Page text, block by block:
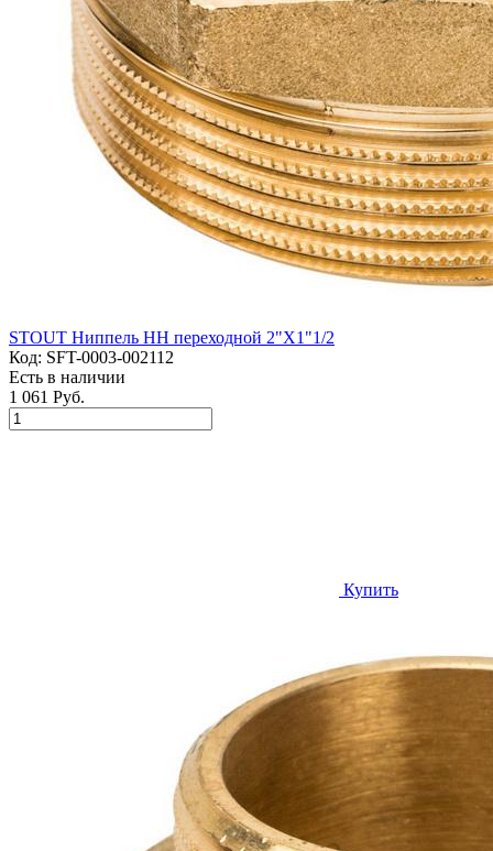
STOUT Ниппель НН переходной 2"X1"1/2
Код: SFT-0003-002112
Есть в наличии
1 061 Руб.
Купить